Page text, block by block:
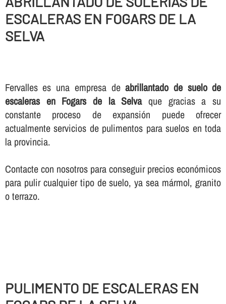
ESCALERAS EN FOGARS DE LA
SELVA
Fervalles es una empresa deabrillantado de suelo de
escaleras en Fogars de la Selvaque gracias a su
constante proceso de expansión puede ofrecer
actualmente servicios de pulimentos para suelos en toda
la provincia.
Contacte con nosotros para conseguir precios económicos
para pulir cualquier tipo de suelo, ya sea mármol, granito
o terrazo.
PULIMENTO DE ESCALERAS EN